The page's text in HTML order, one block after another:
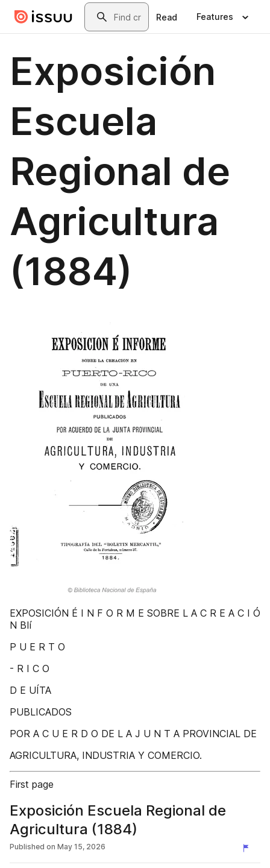
Skip to main contentSearch
Read Features
Exposición
Escuela
Regional de
Agricultura
(1884)
EXPOSICIÓN É I N F O R M E SOBRE L A C R E A C I Ó
N BIí
P U E R T O
- R I C O
D E UÍTA
PUBLICADOS
POR A C U E R D O DE L A J U N T A PROVINCIAL DE
AGRICULTURA, INDUSTRIA Y COMERCIO.
First page
Exposición Escuela Regional de
Agricultura (1884)
Published on May 15, 2026